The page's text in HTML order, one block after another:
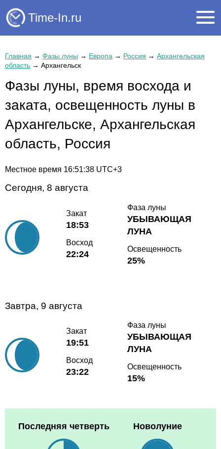
Time-In.ru
Главная → Фазы луны → Европа → Россия → Архангельская
область → Архангельск
Фазы луны, время восхода и
заката, освещенность луны в
Архангельске, Архангельская
область, Россия
Местное время 16:51:38 UTC+3
Сегодня, 8 августа
Закат
18:53
Восход
22:24
Фаза луны
УБЫВАЮЩАЯ
ЛУНА
Освещенность
25%
Завтра, 9 августа
Закат
19:51
Восход
23:22
Фаза луны
УБЫВАЮЩАЯ
ЛУНА
Освещенность
15%
Последняя четверть Новолуние